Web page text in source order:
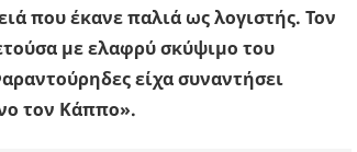
που έκανε παλιά ως λογιστής. Τον
με ελαφρύ σκύψιμο του
είχα συναντήσει
τον Κάππο».